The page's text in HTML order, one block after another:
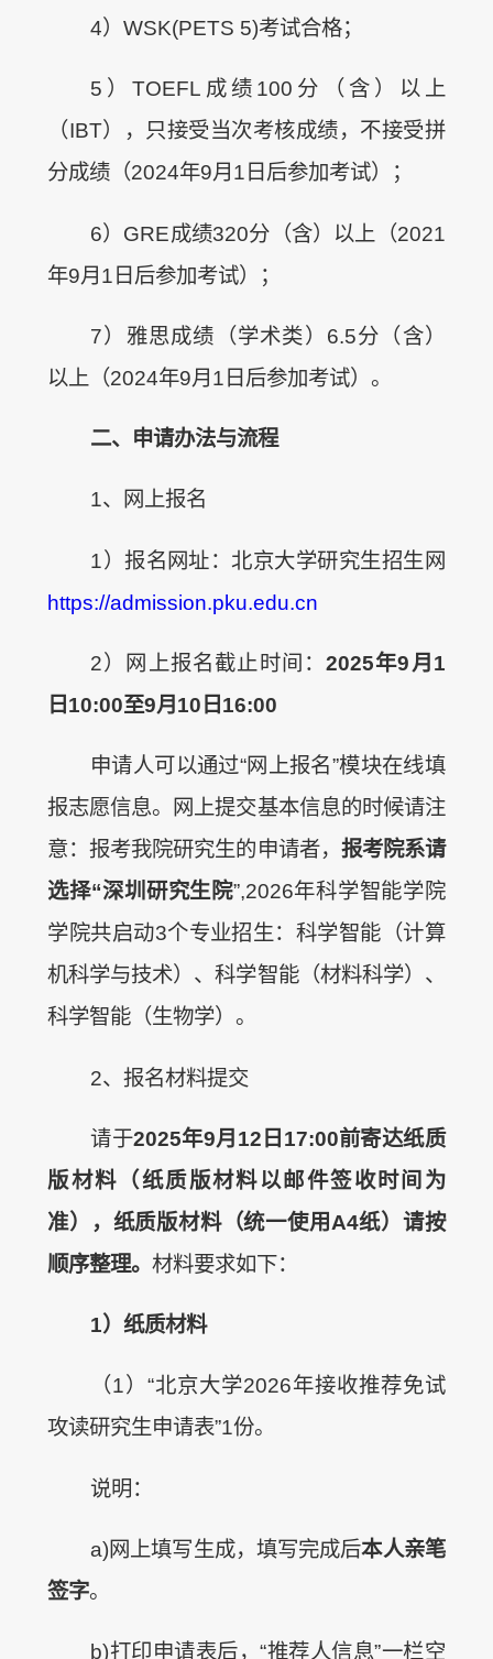
4）WSK(PETS 5)考试合格；
5）TOEFL成绩100分（含）以上
（IBT），只接受当次考核成绩，不接受拼
分成绩（2024年9月1日后参加考试）；
6）GRE成绩320分（含）以上（2021
年9月1日后参加考试）；
7）雅思成绩（学术类）6.5分（含）
以上（2024年9月1日后参加考试）。
二、申请办法与流程
1、网上报名
1）报名网址：北京大学研究生招生网
https://admission.pku.edu.cn
2）网上报名截止时间：2025年9月1
日 10:00至9月10日 16:00
申请人可以通过“网上报名”模块在线填
报志愿信息。网上提交基本信息的时候请注
意：报考我院研究生的申请者， 报考院系请
选择“深圳研究生院”,2026年科学智能学院
学院共启动3个专业招生：科学智能（计算
机科学与技术）、科学智能（材料科学）、
科学智能（生物学）。
2、报名材料提交
请于2025年9月12日17:00前寄达纸质
版材料（纸质版材料以邮件签收时间为
准），纸质版材料（统一使用A4纸）请按
顺序整理。材料要求如下：
1）纸质材料
（1）“北京大学2026年接收推荐免试
攻读研究生申请表”1份。
说明：
a)网上填写生成，填写完成后本人亲笔
签字。
b)打印申请表后，“推荐人信息”一栏空